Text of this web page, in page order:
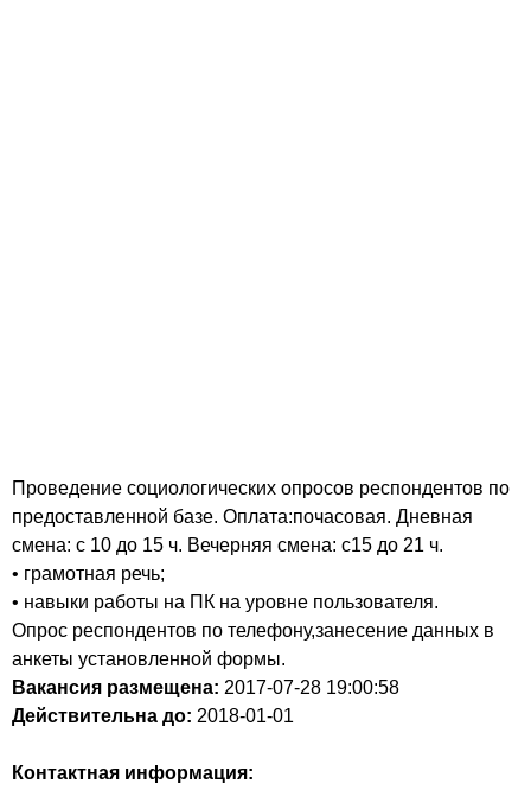
Проведение социологических опросов респондентов по
предоставленной базе. Оплата:почасовая. Дневная
смена: с 10 до 15 ч. Вечерняя смена: с15 до 21 ч.
• грамотная речь;
• навыки работы на ПК на уровне пользователя.
Опрос респондентов по телефону,занесение данных в
анкеты установленной формы.
Вакансия размещена: 2017-07-28 19:00:58
Действительна до: 2018-01-01
Контактная информация: